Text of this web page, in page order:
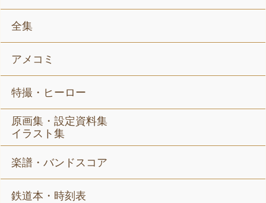
全集
アメコミ
特撮・ヒーロー
原画集・設定資料集
イラスト集
楽譜・バンドスコア
鉄道本・時刻表